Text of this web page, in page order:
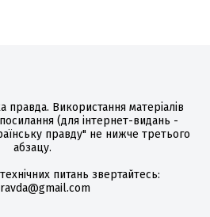
правда. Використання матеріалів
(для інтернет-видань -
правду" не нижче третього
абзацу.
питань звертайтесь: